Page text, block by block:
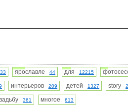
ярославле 44 для 12215
интерьеров 209 детей 1327 story
361 многое 613